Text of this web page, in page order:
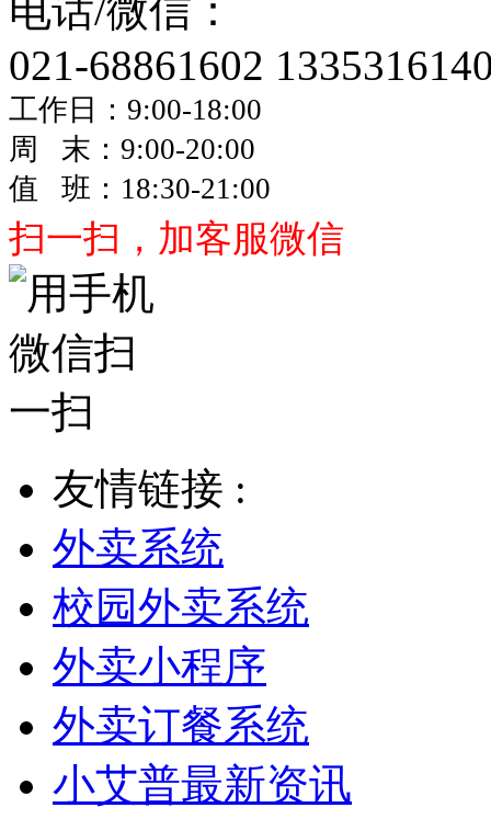
电话/微信：
021-68861602
工作日：9:00-18:00
周 末：9:00-20:00
值 班：18:30-21:00
扫一扫，加客服微信
友情链接 :
外卖系统
校园外卖系统
外卖小程序
外卖订餐系统
小艾普最新资讯